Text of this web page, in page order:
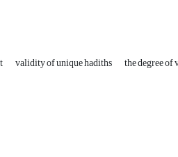
validity of unique hadiths the degree